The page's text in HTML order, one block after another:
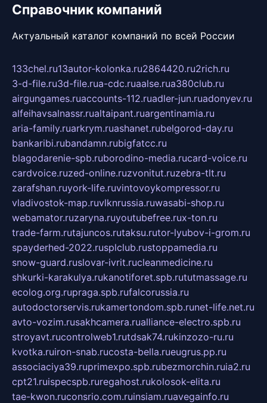
Справочник компаний
Актуальный каталог компаний по всей России
133chel.ru13autor-kolonka.ru2864420.ru2rich.ru
3-d-file.ru3d-file.rua-cdc.ruaalse.rua380club.ru
airgungames.ruaccounts-112.ruadler-jun.ruadonyev.ru
alfeihavsalnassr.rualtaipant.ruargentinamia.ru
aria-family.ruarkrym.ruashanet.rubelgorod-day.ru
bankaribi.rubandamn.rubigfatcc.ru
blagodarenie-spb.ruborodino-media.rucard-voice.ru
cardvoice.ruzed-online.ruzvonitut.ruzebra-tlt.ru
zarafshan.ruyork-life.ruvintovoykompressor.ru
vladivostok-map.ruvlknrussia.ruwasabi-shop.ru
webamator.ruzaryna.ruyoutubefree.rux-ton.ru
trade-farm.rutajuncos.rutaksu.rutor-lyubov-i-grom.ru
spayderhed-2022.rusplclub.rustoppamedia.ru
snow-guard.ruslovar-ivrit.rucleanmedicine.ru
shkurki-karakulya.rukanotiforet.spb.rututmassage.ru
ecolog.org.rupraga.spb.rufalcorussia.ru
autodoctorservis.rukamertondom.spb.runet-life.net.ru
avto-vozim.rusakhcamera.rualliance-electro.spb.ru
stroyavt.rucontrolweb1.rutdsak74.rukinzozo-ru.ru
kvotka.ruiron-snab.rucosta-bella.rueugrus.pp.ru
associaciya39.ruprimexpo.spb.rubezmorchin.ruia2.ru
cpt21.ruispecspb.ruregahost.rukolosok-elita.ru
tae-kwon.ruconsrio.com.ruinsiam.ruavegainfo.ru